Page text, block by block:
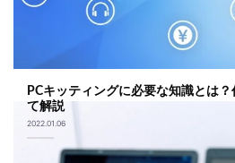
PCキッティングに必要な知識とは
て解説
2022.01.06